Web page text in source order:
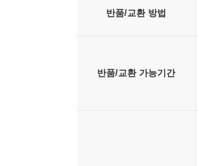
반품/교환 방법
반품/교환 가능기간